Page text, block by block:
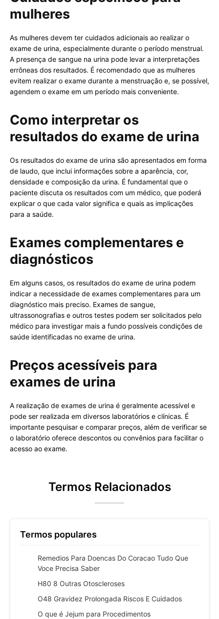
mulheres
As mulheres devem ter cuidados adicionais ao realizar o
exame de urina, especialmente durante o período menstrual.
A presença de sangue na urina pode levar a interpretações
errôneas dos resultados. É recomendado que as mulheres
evitem realizar o exame durante a menstruação e, se possível,
agendem o exame em um período mais conveniente.
Como interpretar os
resultados do exame de urina
Os resultados do exame de urina são apresentados em forma
de laudo, que inclui informações sobre a aparência, cor,
densidade e composição da urina. É fundamental que o
paciente discuta os resultados com um médico, que poderá
explicar o que cada valor significa e quais as implicações
para a saúde.
Exames complementares e
diagnósticos
Em alguns casos, os resultados do exame de urina podem
indicar a necessidade de exames complementares para um
diagnóstico mais preciso. Exames de sangue,
ultrassonografias e outros testes podem ser solicitados pelo
médico para investigar mais a fundo possíveis condições de
saúde identificadas no exame de urina.
Preços acessíveis para
exames de urina
A realização de exames de urina é geralmente acessível e
pode ser realizada em diversos laboratórios e clínicas. É
importante pesquisar e comparar preços, além de verificar se
o laboratório oferece descontos ou convênios para facilitar o
acesso ao exame.
Termos Relacionados
Termos populares
Remedios Para Doencas Do Coracao Tudo Que
Voce Precisa Saber
H80 8 Outras Otoscleroses
O48 Gravidez Prolongada Riscos E Cuidados
O que é Jejum para Procedimentos